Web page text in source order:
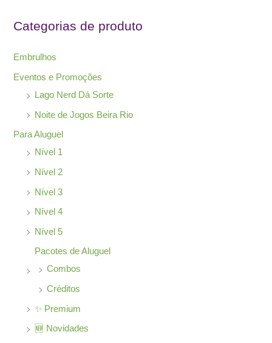
s
r
p
Categorias de produto
Embrulhos
Eventos e Promoções
Lago Nerd Dá Sorte
Noite de Jogos Beira Rio
Para Aluguel
Nível 1
Nível 2
Nível 3
Nível 4
Nível 5
Pacotes de Aluguel
Combos
Créditos
✨ Premium
🆕 Novidades